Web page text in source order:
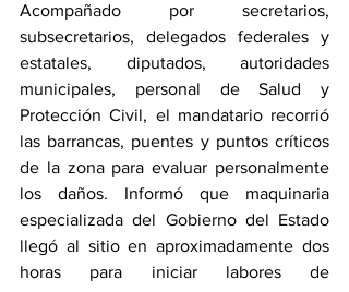
Acompañado por secretarios,
subsecretarios, delegados federales y
estatales, diputados, autoridades
municipales, personal de Salud y
Protección Civil, el mandatario recorrió
las barrancas, puentes y puntos críticos
de la zona para evaluar personalmente
los daños. Informó que maquinaria
especializada del Gobierno del Estado
llegó al sitio en aproximadamente dos
horas para iniciar labores de